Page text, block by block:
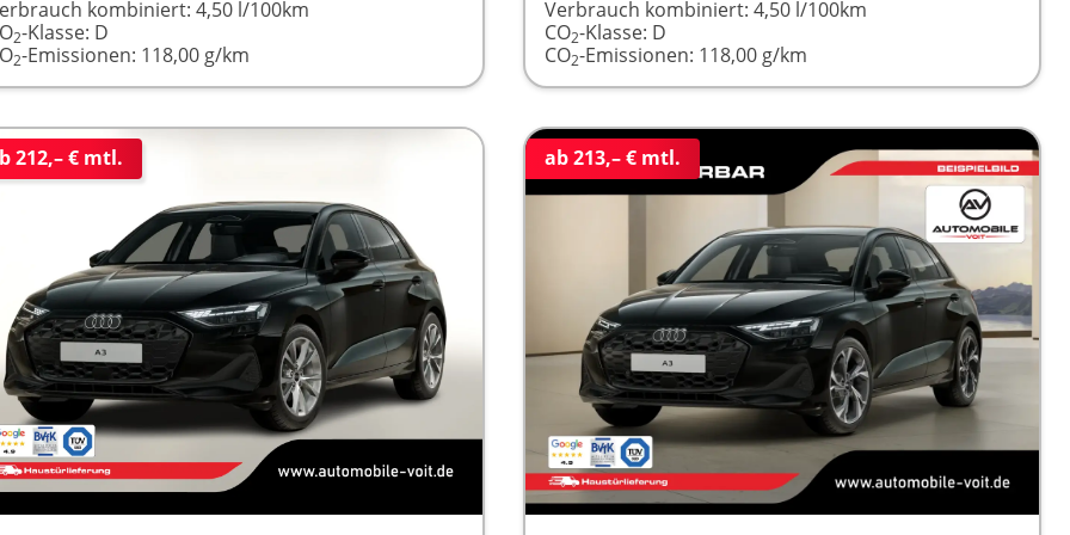
kombiniert:4,50 l/100km
2-Klasse: D
2-Emissionen: 118,00 g/km
Verbrauch kombiniert: 4,50 l/100km
CO2-Klasse: D
CO2-Emissionen: 118,00 g/km
212,– € mtl. ab 213,– € mtl.